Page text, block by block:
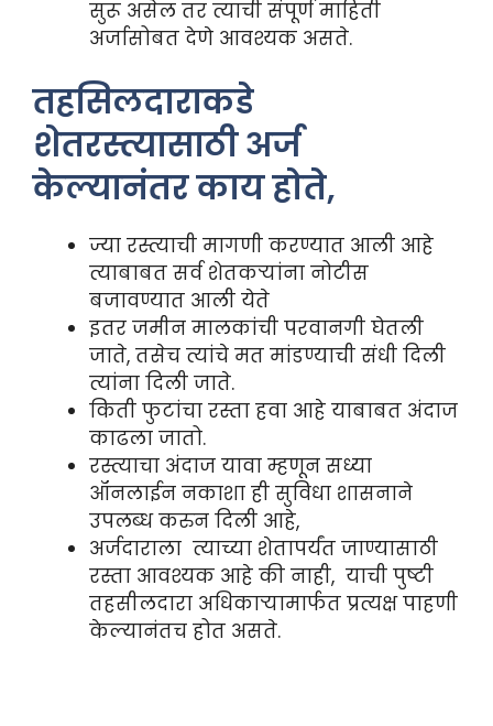
सुरू असेल तर त्याची संपूर्ण माहिती
अर्जासोबत देणे आवश्यक असते.
तहसिलदाराकडे
शेतरस्त्यासाठी अर्ज
केल्यानंतर काय होते,
ज्या रस्त्याची मागणी करण्यात आली आहे
त्याबाबत सर्व शेतकऱ्यांना नोटीस
बजावण्यात आली येते
इतर जमीन मालकांची परवानगी घेतली
जाते, तसेच त्यांचे मत मांडण्याची संधी दिली
त्यांना दिली जाते.
किती फुटांचा रस्ता हवा आहे याबाबत अंदाज
काढला जातो.
रस्त्याचा अंदाज यावा म्हणून सध्या
ऑनलाईन नकाशा ही सुविधा शासनाने
उपलब्ध करुन दिली आहे,
अर्जदाराला त्याच्या शेतापर्यंत जाण्यासाठी
रस्ता आवश्यक आहे की नाही, याची पुष्टी
तहसीलदारा अधिकाऱ्यामार्फत प्रत्यक्ष पाहणी
केल्यानंतच होत असते.